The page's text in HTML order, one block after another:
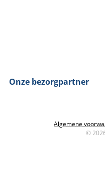
Onze bezorgpartner
Algemene
©